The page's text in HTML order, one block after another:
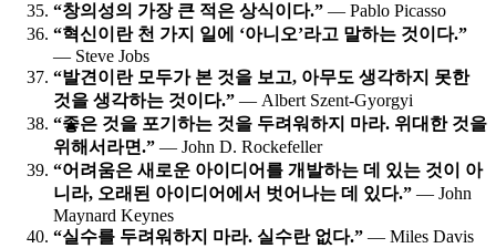
“창의성의 가장 큰 적은 상식이다.” — Pablo Picasso
“혁신이란 천 가지 일에 ‘아니오’라고 말하는 것이다.”
— Steve Jobs
“발견이란 모두가 본 것을 보고, 아무도 생각하지 못한
것을 생각하는 것이다.” — Albert Szent-Gyorgyi
“좋은 것을 포기하는 것을 두려워하지 마라. 위대한 것을
위해서라면.” — John D. Rockefeller
“어려움은 새로운 아이디어를 개발하는 데 있는 것이 아
니라, 오래된 아이디어에서 벗어나는 데 있다.” — John
Maynard Keynes
“실수를 두려워하지 마라. 실수란 없다.” — Miles Davis